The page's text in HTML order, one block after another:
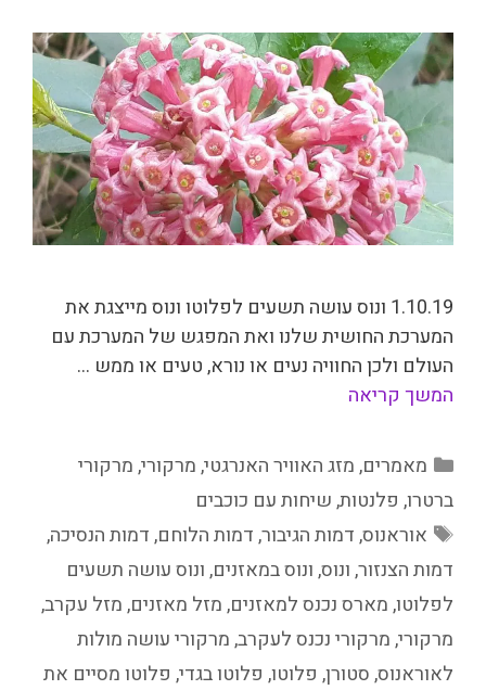
1.10.19 ונוס עושה תשעים לפלוטו ונוס מייצגת את
המערכת החושית שלנו ואת המפגש של המערכת עם
העולם ולכן החוויה נעים או נורא, טעים או ממש …
המשך קריאה
קטגוריות
מאמרים,מזג האוויר האנרגטי,מרקורי,מרקורי
ברטרו, פלנטות,שיחות עם כוכבים
תגיות
אוראנוס,דמות הגיבור,דמות הלוחם,דמות הנסיכה,
דמות הצנזור,ונוס,ונוס במאזנים,ונוס עושה תשעים
לפלוטו,מארס נכנס למאזנים,מזל מאזנים,מזל עקרב,
מרקורי,מרקורי נכנס לעקרב,מרקורי עושה מולות
לאוראנוס,סטורן, פלוטו, פלוטו בגדי, פלוטו מסיים את